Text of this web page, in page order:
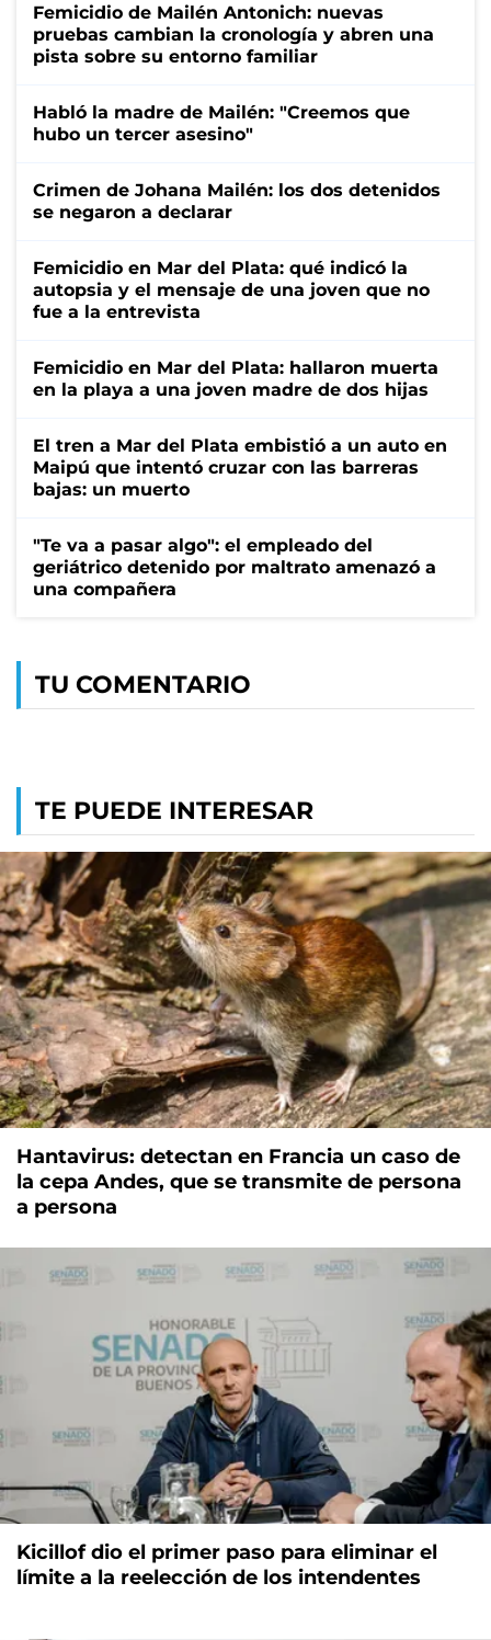
Femicidio de Mailén Antonich: nuevas
pruebas cambian la cronología y abren una
pista sobre su entorno familiar
Habló la madre de Mailén: "Creemos que
hubo un tercer asesino"
Crimen de Johana Mailén: los dos detenidos
se negaron a declarar
Femicidio en Mar del Plata: qué indicó la
autopsia y el mensaje de una joven que no
fue a la entrevista
Femicidio en Mar del Plata: hallaron muerta
en la playa a una joven madre de dos hijas
El tren a Mar del Plata embistió a un auto en
Maipú que intentó cruzar con las barreras
bajas: un muerto
"Te va a pasar algo": el empleado del
geriátrico detenido por maltrato amenazó a
una compañera
TU COMENTARIO
TE PUEDE INTERESAR
Hantavirus: detectan en Francia un caso de
la cepa Andes, que se transmite de persona
a persona
Kicillof dio el primer paso para eliminar el
límite a la reelección de los intendentes